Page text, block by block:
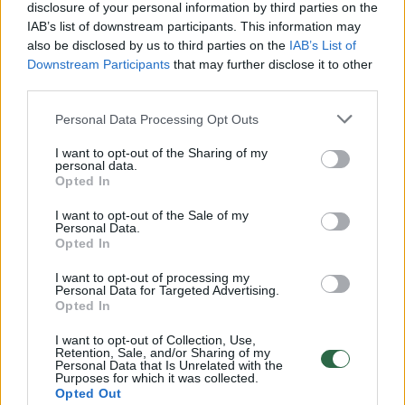
disclosure of your personal information by third parties on the
IAB’s list of downstream participants. This information may
also be disclosed by us to third parties on the IAB’s List of
Downstream Participants that may further disclose it to other
Personal Data Processing Opt Outs
I want to opt-out of the Sharing of my
personal data.
Opted In
I want to opt-out of the Sale of my
Personal Data.
Opted In
I want to opt-out of processing my
Personal Data for Targeted Advertising.
Opted In
I want to opt-out of Collection, Use,
Retention, Sale, and/or Sharing of my
Personal Data that Is Unrelated with the
Purposes for which it was collected.
Opted Out
00:00:30
Vaizdai iš tragiškos avarijos Vilniaus r.: dviejų moterų ir
vaiko gyvybių išgelbėti nepavyko
Žinios | Lietuvos diena
00:00:57
Savaitės vidurys nusimato karštas: temperatūra kils iki
32 laipsnių šilumos
vaizdas pribloškia
Avarija Vilniuje: į stotelę įsirėžęs automobilis sužalojo